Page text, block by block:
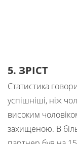
5. ЗРІСТ
Статистика
успішніші, ніж
високим
захищеною. В